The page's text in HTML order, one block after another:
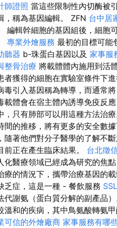
師證照 當這些限制性內切酶被
，稱為基因編輯。 ZFN 台中居
編輯幹細胞的基因組後，細胞
專業外燴服務 最初的目標可能
聽器 b-珠蛋白基因以及 家事服
整骨治療 將載體體內施用到活
者獲得的細胞在實驗室條件下
毒引入基因稱為轉導，而通常
載體會在宿主體內誘導免疫反
，只有肺部可以用這種方法治療
間的推移，將有更多的安全數
隨著他們對分子醫學的了解不
前正在產生臨床結果。 台北徵
化醫療領域已經成為研究的焦
療的情況下，攜帶治療基因的
乏症，這是一種 - 餐飲服務
代謝氨（蛋白質分解的副產品）
溫和的疾病，其中鳥氨酸轉氨
可信的外燴廠商 家事服務有哪